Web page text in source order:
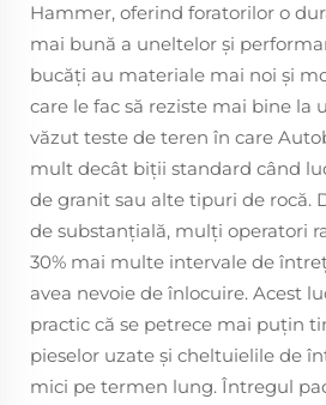
Hammer, oferind foratorilor o
mai bună a uneltelor şi
bucăţi au materiale mai noi şi
care le fac să reziste mai bine la
văzut teste de teren în care
mult decât biţii standard când
de granit sau alte tipuri de rocă.
de substanțială, mulți operatori
30% mai multe intervale de
avea nevoie de înlocuire. Acest
practic că se petrece mai puţin
pieselor uzate şi cheltuielile de
mici pe termen lung. Întregul